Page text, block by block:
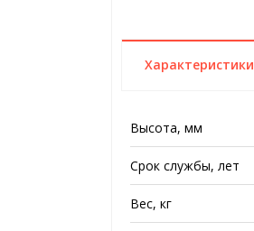
Характеристики
Высота, мм
Срок службы, лет
Вес, кг